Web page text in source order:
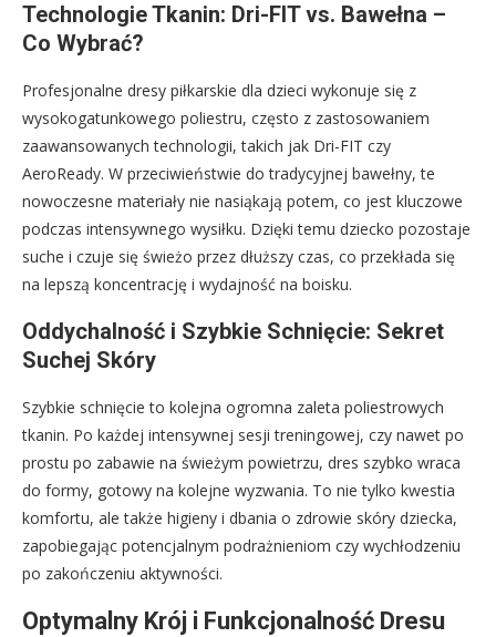
Technologie Tkanin: Dri-FIT vs. Bawełna –
Co Wybrać?
Profesjonalne dresy piłkarskie dla dzieci wykonuje się z
wysokogatunkowego poliestru, często z zastosowaniem
zaawansowanych technologii, takich jak Dri-FIT czy
AeroReady. W przeciwieństwie do tradycyjnej bawełny, te
nowoczesne materiały nie nasiąkają potem, co jest kluczowe
podczas intensywnego wysiłku. Dzięki temu dziecko pozostaje
suche i czuje się świeżo przez dłuższy czas, co przekłada się
na lepszą koncentrację i wydajność na boisku.
Oddychalność i Szybkie Schnięcie: Sekret
Suchej Skóry
Szybkie schnięcie to kolejna ogromna zaleta poliestrowych
tkanin. Po każdej intensywnej sesji treningowej, czy nawet po
prostu po zabawie na świeżym powietrzu, dres szybko wraca
do formy, gotowy na kolejne wyzwania. To nie tylko kwestia
komfortu, ale także higieny i dbania o zdrowie skóry dziecka,
zapobiegając potencjalnym podrażnieniom czy wychłodzeniu
po zakończeniu aktywności.
Optymalny Krój i Funkcjonalność Dresu